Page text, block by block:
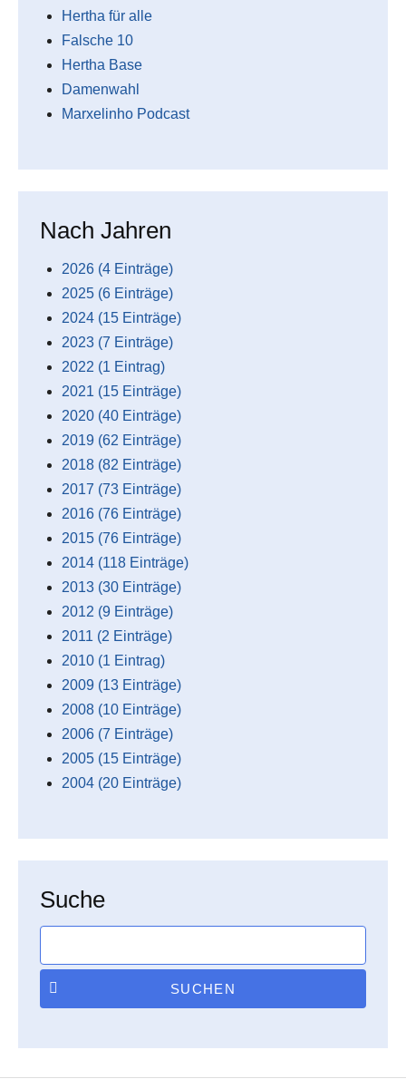
Hertha für alle
Falsche 10
Hertha Base
Damenwahl
Marxelinho Podcast
Nach Jahren
2026 (4 Einträge)
2025 (6 Einträge)
2024 (15 Einträge)
2023 (7 Einträge)
2022 (1 Eintrag)
2021 (15 Einträge)
2020 (40 Einträge)
2019 (62 Einträge)
2018 (82 Einträge)
2017 (73 Einträge)
2016 (76 Einträge)
2015 (76 Einträge)
2014 (118 Einträge)
2013 (30 Einträge)
2012 (9 Einträge)
2011 (2 Einträge)
2010 (1 Eintrag)
2009 (13 Einträge)
2008 (10 Einträge)
2006 (7 Einträge)
2005 (15 Einträge)
2004 (20 Einträge)
Suche
SUCHEN